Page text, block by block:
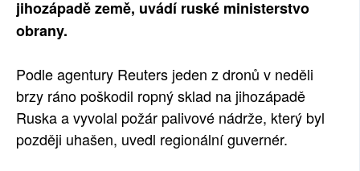
jihozápadě země, uvádí ruské ministerstvo
obrany.
Podle agentury Reuters jeden z dronů v neděli
brzy ráno poškodil ropný sklad na jihozápadě
Ruska a vyvolal požár palivové nádrže, který byl
později uhašen, uvedl regionální guvernér.